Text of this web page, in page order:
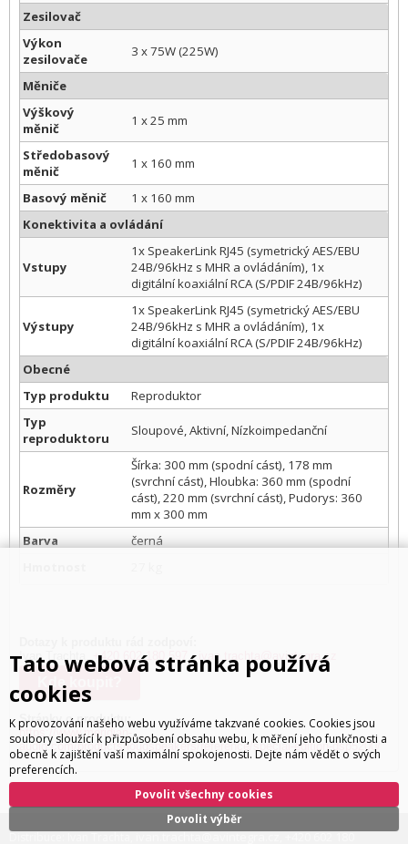
Zesilovač
Výkon
zesilovače
3 x 75W (225W)
Měniče
Výškový
měnič
1 x 25 mm
Středobasový
měnič
1 x 160 mm
Basový měnič
1 x 160 mm
Konektivita a ovládání
Vstupy
1x SpeakerLink RJ45 (symetrický AES/EBU
24B/96kHz s MHR a ovládáním), 1x
digitální koaxiální RCA (S/PDIF 24B/96kHz)
Výstupy
1x SpeakerLink RJ45 (symetrický AES/EBU
24B/96kHz s MHR a ovládáním), 1x
digitální koaxiální RCA (S/PDIF 24B/96kHz)
Obecné
Typ produktu
Reproduktor
Typ
reproduktoru
Sloupové, Aktivní, Nízkoimpedanční
Rozměry
Šírka: 300 mm (spodní cást), 178 mm
(svrchní cást), Hloubka: 360 mm (spodní
cást), 220 mm (svrchní cást), Pudorys: 360
mm x 300 mm
Barva
černá
Ivan Trachta,
+420 602 180 597 , ivan.trachta@avintegra.cz
Kde koupit?
Stránky o produktu:
https://www.meridian-
audio.com/products/loudspeakers/reference/special-edition-dsp5200/
ivan.trachta@avintegra.cz +420 602 180
Tato webová stránka používá
cookies
K provozování našeho webu využíváme takzvané cookies. Cookies jsou
soubory sloužící k přizpůsobení obsahu webu, k měření jeho funkčnosti a
obecně k zajištění vaší maximální spokojenosti. Dejte nám vědět o svých
preferencích.
Povolit výběr
Povolit všechny cookies